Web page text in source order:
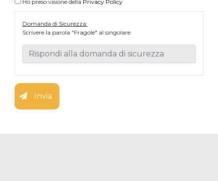
Ho preso visione della Privacy Policy
Domanda di Sicurezza:
Scrivere la parola "Fragole" al singolare
Invia